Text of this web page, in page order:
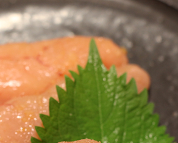
総菜
調味料
ギフト
定期購読雑誌
伝統工芸